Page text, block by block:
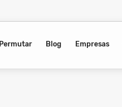
Permutar Blog Empresas